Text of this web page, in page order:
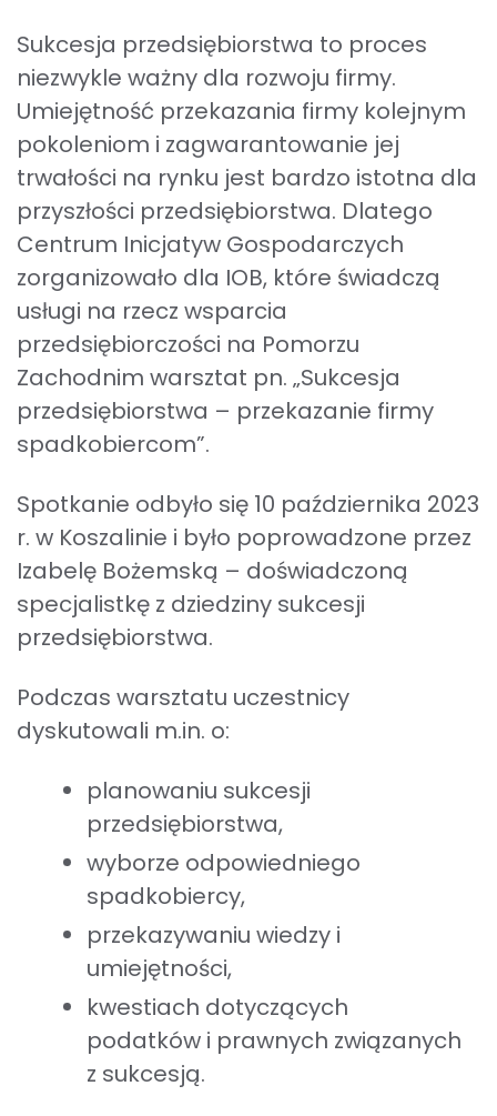
Sukcesja przedsiębiorstwa to proces
niezwykle ważny dla rozwoju firmy.
Umiejętność przekazania firmy kolejnym
pokoleniom i zagwarantowanie jej
trwałości na rynku jest bardzo istotna dla
przyszłości przedsiębiorstwa. Dlatego
Centrum Inicjatyw Gospodarczych
zorganizowało dla IOB, które świadczą
usługi na rzecz wsparcia
przedsiębiorczości na Pomorzu
Zachodnim warsztat pn. „Sukcesja
przedsiębiorstwa – przekazanie firmy
spadkobiercom”.
Spotkanie odbyło się 10 października 2023
r. w Koszalinie i było poprowadzone przez
Izabelę Bożemską – doświadczoną
specjalistkę z dziedziny sukcesji
przedsiębiorstwa.
Podczas warsztatu uczestnicy
dyskutowali m.in. o:
planowaniu sukcesji
przedsiębiorstwa,
wyborze odpowiedniego
spadkobiercy,
przekazywaniu wiedzy i
umiejętności,
kwestiach dotyczących
podatków i prawnych związanych
z sukcesją.